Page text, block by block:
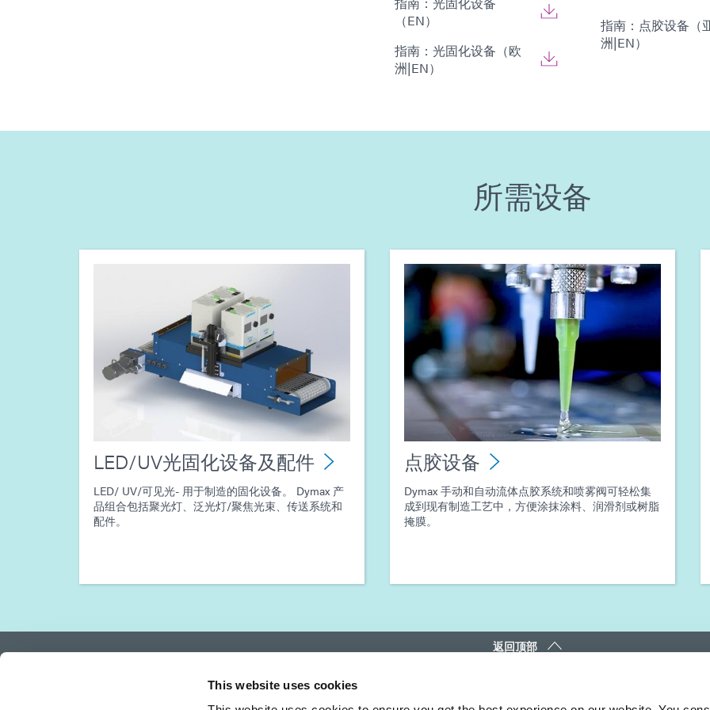
This website uses cookies
（EN）
指南：光固化设备（欧
洲|EN）
指南：点胶设备（
洲|EN）
所需设备
LED/UV光固化设备及配件
LED/ UV/可见光- 用于制造的固化设备。 Dymax 产
品组合包括聚光灯、泛光灯/聚焦光束、传送系统和
配件。
点胶设备
Dymax 手动和自动流体点胶系统和喷雾阀可轻松集
成到现有制造工艺中，方便涂抹涂料、润滑剂或树脂
掩膜。
返回顶部